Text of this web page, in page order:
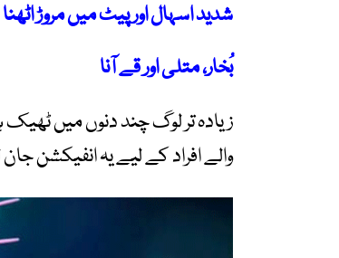
شدید اسہال اور پیٹ میں مروڑ اٹھنا
بُخار، متلی اور قے آنا
زیادہ تر لوگ چند دنوں میں ٹھیک
والے افراد کے لیے یہ انفیکشن